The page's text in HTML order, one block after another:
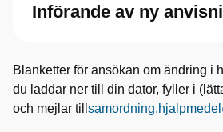
Införande av ny
Blanketter för ansökan om ändring i
du laddar ner till din dator, fyller i
och mejlar till